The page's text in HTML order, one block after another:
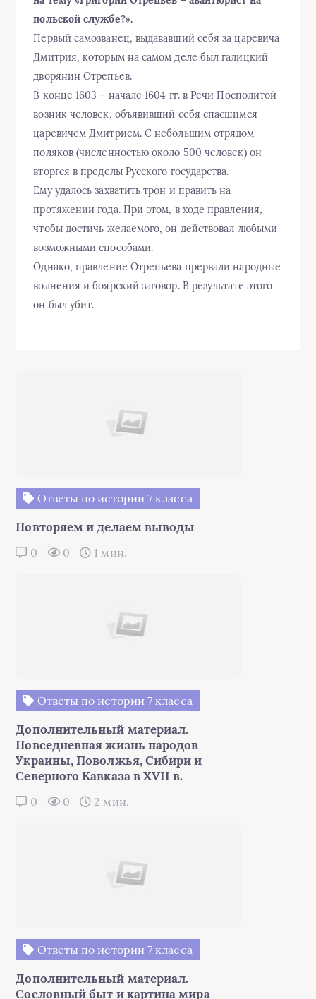
польской службе?».
Первый самозванец, выдававший себя за царевича
Дмитрия, которым на самом деле был галицкий
дворянин Отрепьев.
В конце 1603 – начале 1604 гг. в Речи Посполитой
возник человек, объявивший себя спасшимся
царевичем Дмитрием. С небольшим отрядом
поляков (численностью около 500 человек) он
вторгся в пределы Русского государства.
Ему удалось захватить трон и править на
протяжении года. При этом, в ходе правления,
чтобы достичь желаемого, он действовал любыми
возможными способами.
Однако, правление Отрепьева прервали народные
волнения и боярский заговор. В результате этого
он был убит.
Ответы по истории 7 класса
Повторяем и делаем выводы
0 0 1 мин.
Ответы по истории 7 класса
Дополнительный материал.
Повседневная жизнь народов
Украины, Поволжья, Сибири и
Северного Кавказа в XVII в.
0 0 2 мин.
Ответы по истории 7 класса
Дополнительный материал.
Сословный быт и картина мира